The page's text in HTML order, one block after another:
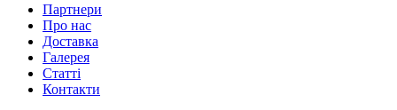
Партнери
Про нас
Доставка
Галерея
Статтi
Контакти